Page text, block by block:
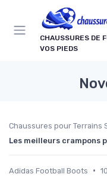
CHAUSSURES DE
VOS PIEDS
Chaussures pour Terrains
Les meilleurs
Adidas Football Boots •
Panneau de gestion